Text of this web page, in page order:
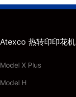
Atexco 热转印印花机
Model X Plus
Model H